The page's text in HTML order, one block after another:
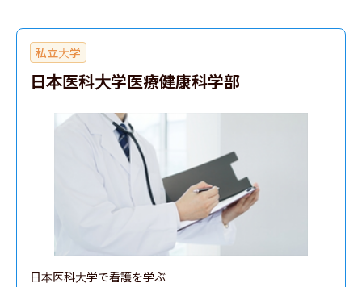
私立大学
日本医科大学医療健康科学部
日本医科大学で看護を学ぶ